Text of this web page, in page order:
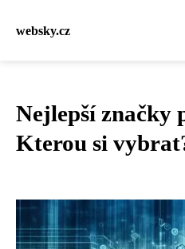
websky.cz
Nejlepší značky
Kterou si